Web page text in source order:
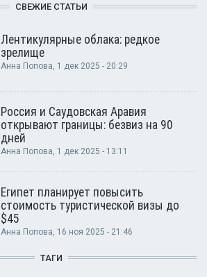
СВЕЖИЕ СТАТЬИ
Лентикулярные облака: редкое
зрелище
Анна Попова, 1 дек 2025 - 20:29
Россия и Саудовская Аравия
открывают границы: безвиз на 90
дней
Анна Попова, 1 дек 2025 - 13:11
Египет планирует повысить
стоимость туристической визы до
$45
Анна Попова, 16 ноя 2025 - 21:46
ТАГИ